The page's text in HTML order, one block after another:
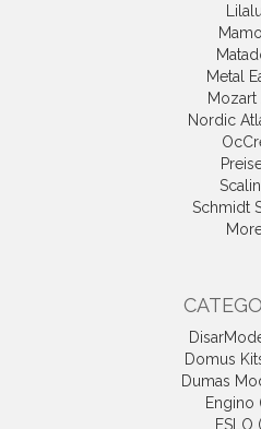
Metal
Mozart
Nordic
Schmidt
Domus
Dumas
Engino
ESLO